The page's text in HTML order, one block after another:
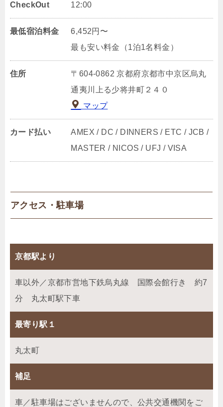
CheckOut 12:00
最低宿泊料金
6,452円〜
最も安い料金（1泊1名料金）
住所
〒604-0862 京都府京都市中京区烏丸
通夷川上る少将井町２４０
マップ
カード払い
AMEX / DC / DINNERS / ETC / JCB /
MASTER / NICOS / UFJ / VISA
アクセス・駐車場
京都駅より
車以外／京都市営地下鉄烏丸線 国際会館行き 約7
分 丸太町駅下車
最寄り駅１
丸太町
補足
車／駐車場はございませんので、公共交通機関をご